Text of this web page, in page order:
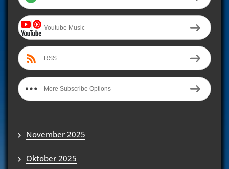
Youtube Music
RSS
More Subscribe Options
November 2025
Oktober 2025